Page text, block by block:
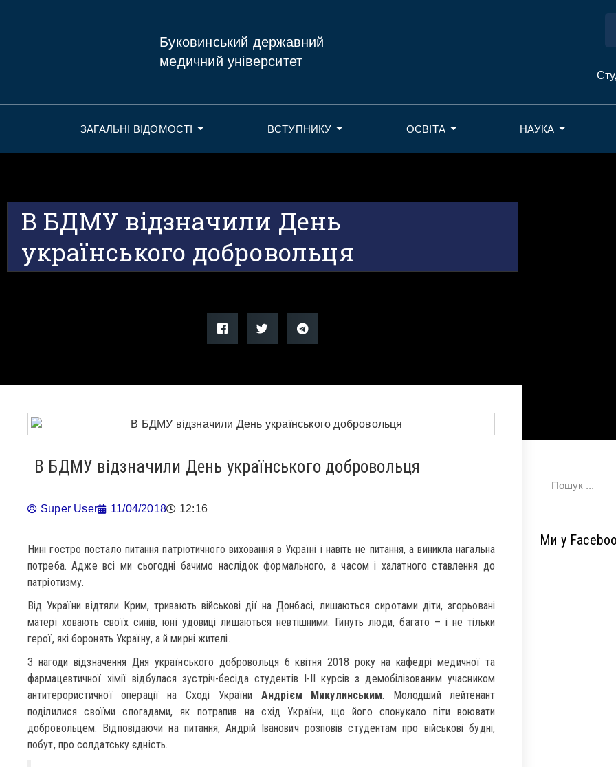
Буковинський державний
медичний університет
ЗАГАЛЬНІ ВІДОМОСТІ ВСТУПНИКУ ОСВІТА НАУКА
В БДМУ відзначили День
українського добровольця
В БДМУ відзначили День українського добровольця
Super User 11/04/2018 12:16
Нині гостро постало питання патріотичного виховання в Україні і навіть не питання, а виникла нагальна
потреба. Адже всі ми сьогодні бачимо наслідок формального, а часом і халатного ставлення до
патріотизму.
Від України відтяли Крим, тривають військові дії на Донбасі, лишаються сиротами діти, згорьовані
матері ховають своїх синів, юні удовиці лишаються невтішними. Гинуть люди, багато – і не тільки
герої, які боронять Україну, а й мирні жителі.
З нагоди відзначення Дня українського добровольця 6 квітня 2018 року на кафедрі медичної та
фармацевтичної хімії відбулася зустріч-бесіда студентів І-ІІ курсів з демобілізованим учасником
антитерористичної операції на Сході УкраїниАндрієм Микулинським. Молодший лейтенант
поділилися своїми спогадами, як потрапив на схід України, що його спонукало піти воювати
добровольцем. Відповідаючи на питання, Андрій Іванович розповів студентам про військові будні,
побут, про солдатську єдність.
Ми у